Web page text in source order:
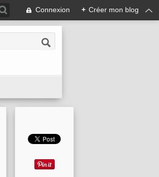
Connexion + Créer mon blog